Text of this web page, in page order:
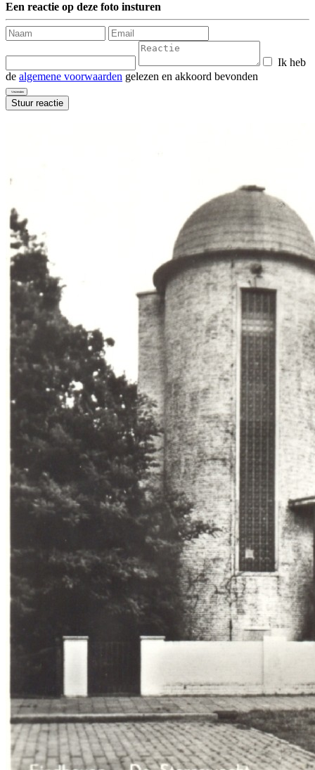
Een reactie op deze foto insturen
Ik heb
de algemene voorwaarden gelezen en akkoord bevonden